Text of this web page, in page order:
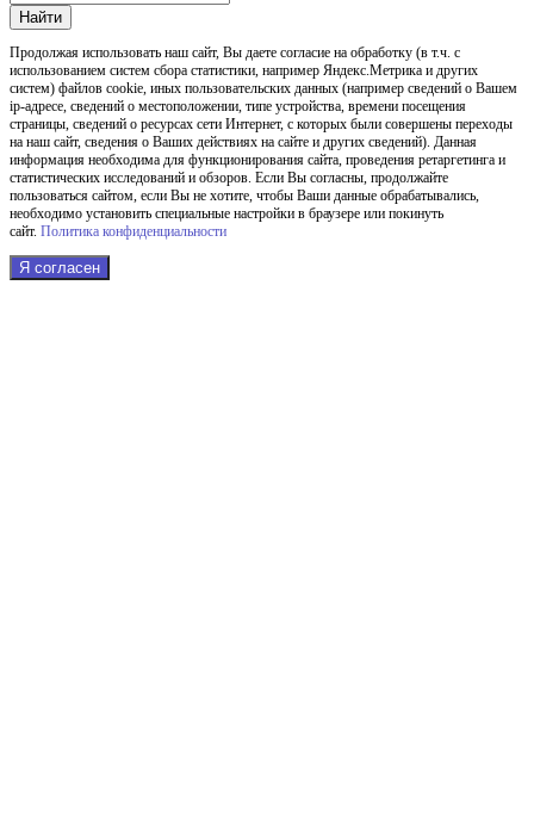
Найти
Продолжая использовать наш cайт, Вы даете согласие на обработку (в т.ч. с
использованием систем сбора статистики, например Яндекс.Метрика и других
систем) файлов cookie, иных пользовательских данных (например сведений о Вашем
ip-адресе, сведений о местоположении, типе устройства, времени посещения
страницы, сведений о ресурсах сети Интернет, с которых были совершены переходы
на наш сайт, сведения о Ваших действиях на сайте и других сведений). Данная
информация необходима для функционирования сайта, проведения ретаргетинга и
статистических исследований и обзоров. Если Вы согласны, продолжайте
пользоваться сайтом, если Вы не хотите, чтобы Ваши данные обрабатывались,
необходимо установить специальные настройки в браузере или покинуть
сайт. Политика конфиденциальности
Я согласен